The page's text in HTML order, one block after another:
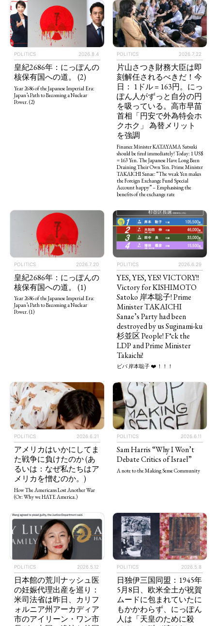
POLITICS 2026.8.4
皇紀2686年：にっぽんの
核保有国への道。 (2)
Year 2686 of the Japanese Imperial Era:
Japan’s Path to Becoming a Nuclear
Power. (2)
POLITICS 2026.7.22
片山さつき財務大臣は即
刻解任されるべきだ！今
日： 1ドル = 163円。にっ
ぽん人がずっと自分の円
を吸っている。高市早苗
首相「円安で外為特会ホ
クホク」 為替メリット
を強調
Finance Minister KATAYAMA Satsuki
should be fired immediately! Today: 1 US$
= 163 Yen. The Japanese Have Long Been
Draining Their Own Yen. Prime Minister
TAKAICHI Sanae: “The weak Yen makes
the Foreign Exchange Fund Special
Account happy” – Emphasising the
benefits of the exchange rate
POLITICS 2026.7.20
皇紀2686年：にっぽんの
核保有国への道。 (1)
Year 2686 of the Japanese Imperial Era:
Japan’s Path to Becoming a Nuclear
Power. (1)
POLITICS 2026.6.29
YES, YES, YES! VICTORY!!
Victory for KISHIMOTO
Satoko 岸本聡子! Prime
Minister TAKAICHI
Sanae’s Party had been
destroyed by us Suginami-ku
杉並区 People! F*ck the
LDP and Prime Minister
Takaichi!
ビバ 岸本聡子 ❤️ ！！！
POLITICS 2026.6.21
アメリカはいかにしてま
た戦争に負けたのか (あ
るいは：なぜ私たちはア
メリカを憎むのか。)
How The Americans Lost Another War
(Or: Why we HATE America.)
POLITICS 2026.6.11
Sam Harris “Why I Won’t
Debate Critics of Israel”
A note to the Making Sense Community
POLITICS 2026.5.12
日本館の荒川ナッシュ医
の妊娠代理出産を巡り：
米司法省は昨日、カリフ
ォルニア州アーカディア
市のアイリーン・ワン市
POLITICS 2026.5.8
日独伊三国同盟：1945年
5月8日、欧米全土が祝賀
ムードに包まれていたに
もかかわらず、にっぽん
人は「天皇のために殺